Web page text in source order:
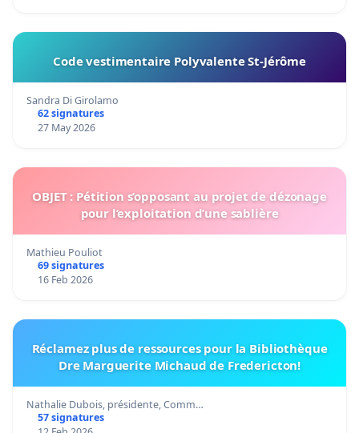
Code vestimentaire Polyvalente St-Jérôme
Sandra Di Girolamo
62 signatures
27 May 2026
OBJET : Pétition s’opposant au projet de dézonage
pour l’exploitation d’une sablière
Mathieu Pouliot
69 signatures
16 Feb 2026
Réclamez plus de ressources pour la Bibliothèque
Dre Marguerite Michaud de Fredericton!
Nathalie Dubois, présidente, Comm…
57 signatures